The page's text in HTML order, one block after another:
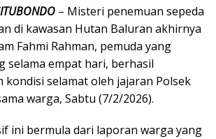
– Misteri penemuan sepeda
di kawasan Hutan Baluran akhirnya
Fahmi Rahman, pemuda yang
selama empat hari, berhasil
kondisi selamat oleh jajaran Polsek
warga, Sabtu (7/2/2026).
ini bermula dari laporan warga yang